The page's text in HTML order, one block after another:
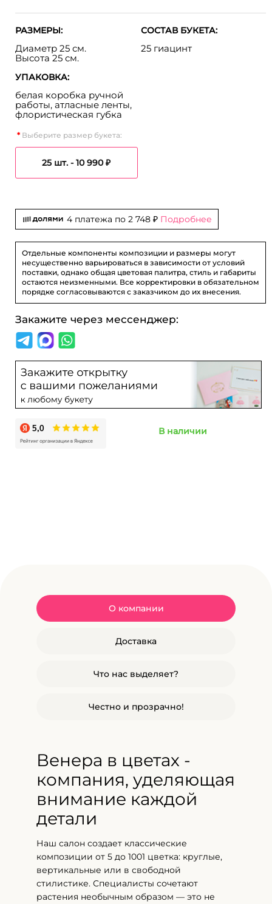
РАЗМЕРЫ:
Диаметр 25 см.
Высота 25 см.
СОСТАВ БУКЕТА:
25 гиацинт
УПАКОВКА:
белая коробка ручной
работы, атласные ленты,
флористическая губка
Выберите размер букета:
25 шт. -10 990 ₽
4 платежа по 2 748 ₽ Подробнее
Отдельные компоненты композиции и размеры могут
несущественно варьироваться в зависимости от условий
поставки, однако общая цветовая палитра, стиль и габариты
остаются неизменными. Все корректировки в обязательном
порядке согласовываются с заказчиком до их внесения.
Закажите через мессенджер:
В наличии
О компании
Доставка
Что нас выделяет?
Честно и прозрачно!
Венера в цветах -
компания, уделяющая
внимание каждой
детали
Наш салон создает классические
композиции от 5 до 1001 цветка: круглые,
вертикальные или в свободной
стилистике. Специалисты сочетают
растения необычным образом — это не